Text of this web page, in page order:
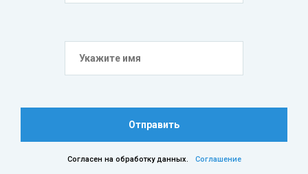
Отправить
Согласен на обработку данных. Соглашение